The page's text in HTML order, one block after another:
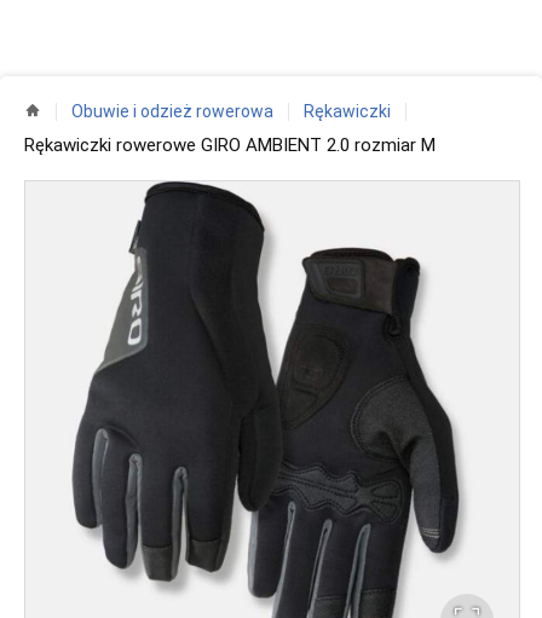
Obuwie i odzież rowerowa Rękawiczki
Rękawiczki rowerowe GIRO AMBIENT 2.0 rozmiar M